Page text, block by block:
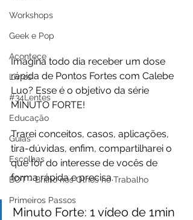
Workshops
Geek e Pop
Acontece
Livros
#34Lentes
Educação
Guias
Escolhas
BOT - Brilho nos Olhos no Trabalho
Primeiros Passos
Imagina todo dia receber um dose
rápida de Pontos Fortes com Calebe
Luo? Esse é o objetivo da série
MINUTO FORTE!
Trarei conceitos, casos, aplicações,
tira-dúvidas, enfim, compartilharei o
que for do interesse de vocês de
forma rápida e precisa.
Minuto Forte: 1 vídeo de 1min